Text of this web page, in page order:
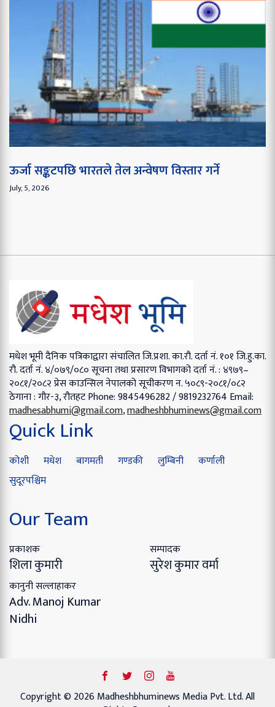
ऊर्जा सङ्कटपछि भारतले तेल अन्वेषण विस्तार गर्ने
July, 5, 2026
मधेश भूमी दैनिक पत्रिकाद्वारा संचालितजि.प्रशा. का.रौ. दर्ता नं. १०१जि.हु.का.
रौ. दर्ता नं. ४/०७९/०८०सूचना तथा प्रसारण विभागको दर्ता नं. : ४९७९–
२०८१/२०८२प्रेस काउन्सिल नेपालको सूचीकरण न. ५०८९-२०८१/०८२
ठेगाना : गौर-३, रौतहटPhone: 9845496282 / 9819232764 Email:
madhesabhumi@gmail.com,madheshbhuminews@gmail.com
Quick Link
कोशी मधेश बागमती गण्डकी लुम्बिनी
कर्णाली
सुदूरपश्चिम
Our Team
प्रकाशक
शिला कुमारी
सम्पादक
सुरेश कुमार वर्मा
कानुनी सल्लाहाकर
Adv. Manoj Kumar
Nidhi
Copyright © 2026 Madheshbhuminews Media Pvt. Ltd. All